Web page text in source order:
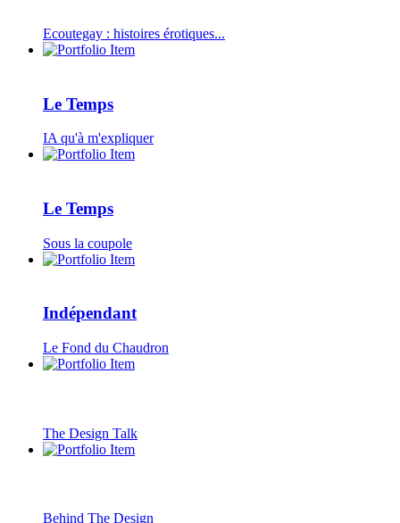
Ecoutegay : histoires érotiques...
Le Temps
IA qu'à m'expliquer
Le Temps
Sous la coupole
Indépendant
Le Fond du Chaudron
The Design Talk
Behind The Design